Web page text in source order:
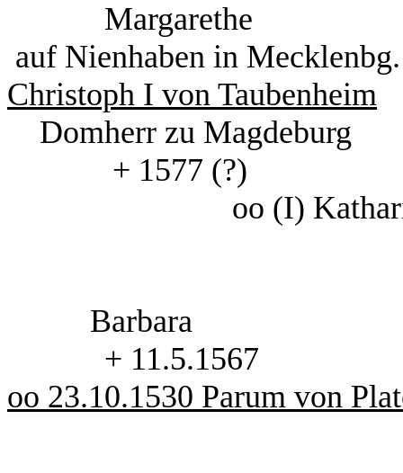
Margarethe
auf Nienhaben in
Christoph I von Taubenheim
Domherr zu
+ 1577 (?)
oo (I)
Barbara
+
oo 23.10.1530 Parum von